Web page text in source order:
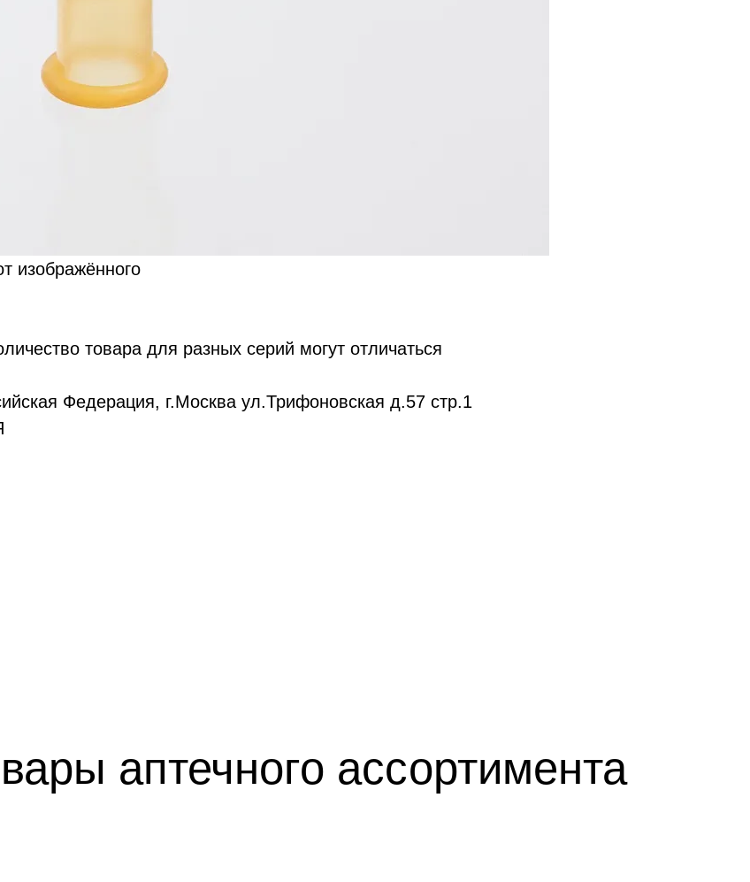
изображённого
товара для разных серий могут отличаться
Федерация, г.Москва ул.Трифоновская д.57 стр.1
аптечного ассортимента